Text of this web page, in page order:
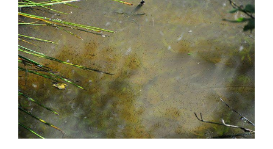
ПРЕЛИМИНАРНA РАНГ ЛИСТA
КАНДИДАТА КОЈИ СУ ОСТВАРИЛИ ПРАВО
НА ГРАДСКИ МЈЕСЕЧНИ БОРАЧКИ
ДОДАТАК ЗА ДЕМОБИЛИСАНЕ БОРЦЕ
ВОЈСКЕ РЕПУБЛИКЕ СРПСКЕ У СТАЊУ
СОЦИЈАЛНЕ ПОТРЕБЕ
ЈАВНИ ПОЗИВ ЗА НАЈЉЕПШЕ УРЕЂЕНО
ДВОРИШТЕ ИНДИВИДУАЛНИХ